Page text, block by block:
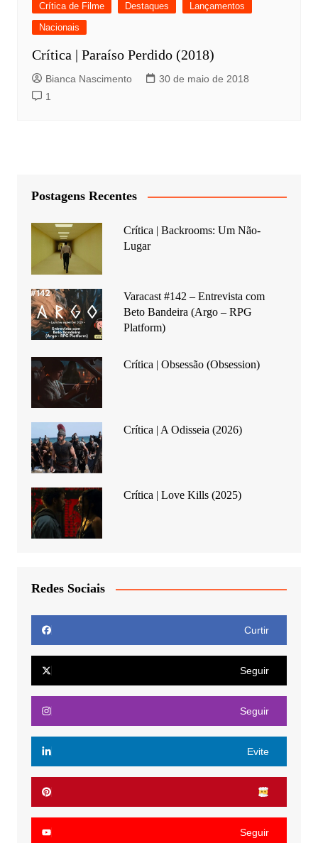
Crítica de Filme Destaques
Lançamentos
Nacionais
Crítica | Paraíso Perdido (2018)
Bianca Nascimento
30 de maio de 2018
1
Postagens Recentes
Crítica | Backrooms: Um Não-
Lugar
Varacast #142 – Entrevista com
Beto Bandeira (Argo – RPG
Platform)
Crítica | Obsessão (Obsession)
Crítica | A Odisseia (2026)
Crítica | Love Kills (2025)
Redes Sociais
Curtir
Seguir
Seguir
Evite
Seguir